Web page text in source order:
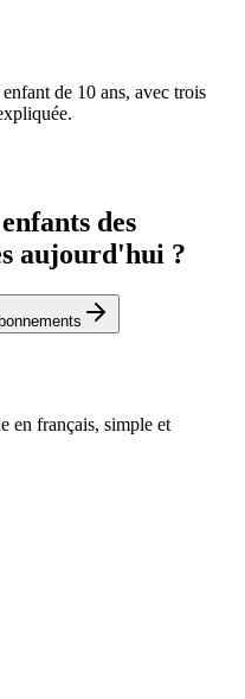
de 10 ans, avec trois
des
aujourd'hui ?
en français, simple et